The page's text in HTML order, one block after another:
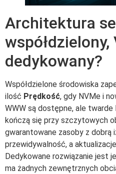
Architektura
współdzielony,
dedykowany?
Współdzielone środowiska
ilość Prędkość, gdy NVMe i
WWW są dostępne, ale
kończą się przy szczytowych
gwarantowane zasoby z dobrą
przewidywalność, a
Dedykowane rozwiązanie jest
ma żadnych zewnętrznych